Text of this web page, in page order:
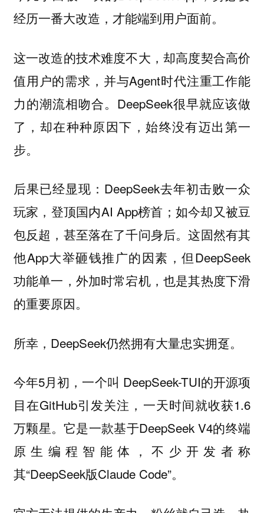
经历一番大改造，才能端到用户面前。
这一改造的技术难度不大，却高度契合高价
值用户的需求，并与Agent时代注重工作能
力的潮流相吻合。DeepSeek很早就应该做
了，却在种种原因下，始终没有迈出第一
步。
后果已经显现：DeepSeek去年初击败一众
玩家，登顶国内AI App榜首；如今却又被豆
包反超，甚至落在了千问身后。这固然有其
他App大举砸钱推广的因素，但DeepSeek
功能单一，外加时常宕机，也是其热度下滑
的重要原因。
所幸，DeepSeek仍然拥有大量忠实拥趸。
今年5月初，一个叫 DeepSeek-TUI的开源项
目在GitHub引发关注，一天时间就收获1.6
万颗星。它是一款基于DeepSeek V4的终端
原生编程智能体，不少开发者称
其“DeepSeek版Claude Code”。